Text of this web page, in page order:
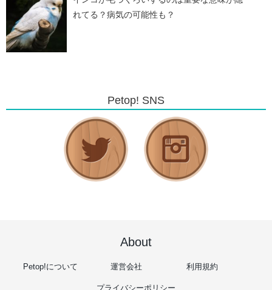
れてる？病気の可能性も？
Petop! SNS
About
Petop!について 運営会社 利用規約
プライバシーポリシー